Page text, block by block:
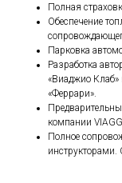
Полная
Обеспечение
Парковка
Разработка
«Виаджио Клаб»
«Феррари».
компании
Полное
инструкторами.